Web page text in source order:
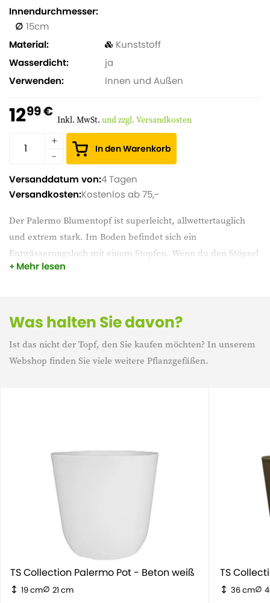
Der Palermo Blumentopf ist superleicht, allwettertauglich
und extrem stark. Im Boden befindet sich ein
Entwässerungsloch mit einem Stopfen. Wenn du den Stöpsel
im Blumentopf lässt, kannst du auch den Palermo
Mehr lesen
Innendurchmesser
15
Material
Kunststoff
Wasserdicht
ja
Verwenden
Innen und Außen
1299 € Inkl. MwSt. und zzgl. Versandkosten
In den Warenkorb
Versanddatum von:4 Tagen
Versandkosten:Kostenlos ab 75,-
Was halten Sie davon?
Ist das nicht der Topf, den Sie kaufen möchten? In unserem
Webshop finden Sie viele weitere Pflanzgefäßen.
TS Collection Palermo Pot - Beton weiß
19 cm 21 cm
TS
36 cm